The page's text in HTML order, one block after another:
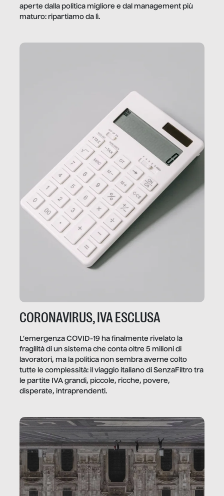
aperte dalla politica migliore e dal management più
maturo: ripartiamo da lì.
CORONAVIRUS, IVA ESCLUSA
L’emergenza COVID-19 ha finalmente rivelato la
fragilità di un sistema che conta oltre 5 milioni di
lavoratori, ma la politica non sembra averne colto
tutte le complessità: il viaggio italiano di SenzaFiltro tra
le partite IVA grandi, piccole, ricche, povere,
disperate, intraprendenti.